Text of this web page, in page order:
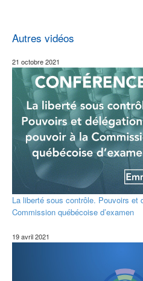
Autres vidéos
21 octobre 2021
La liberté sous contrôle. Pouvoirs et
Commission québécoise d’examen
19 avril 2021